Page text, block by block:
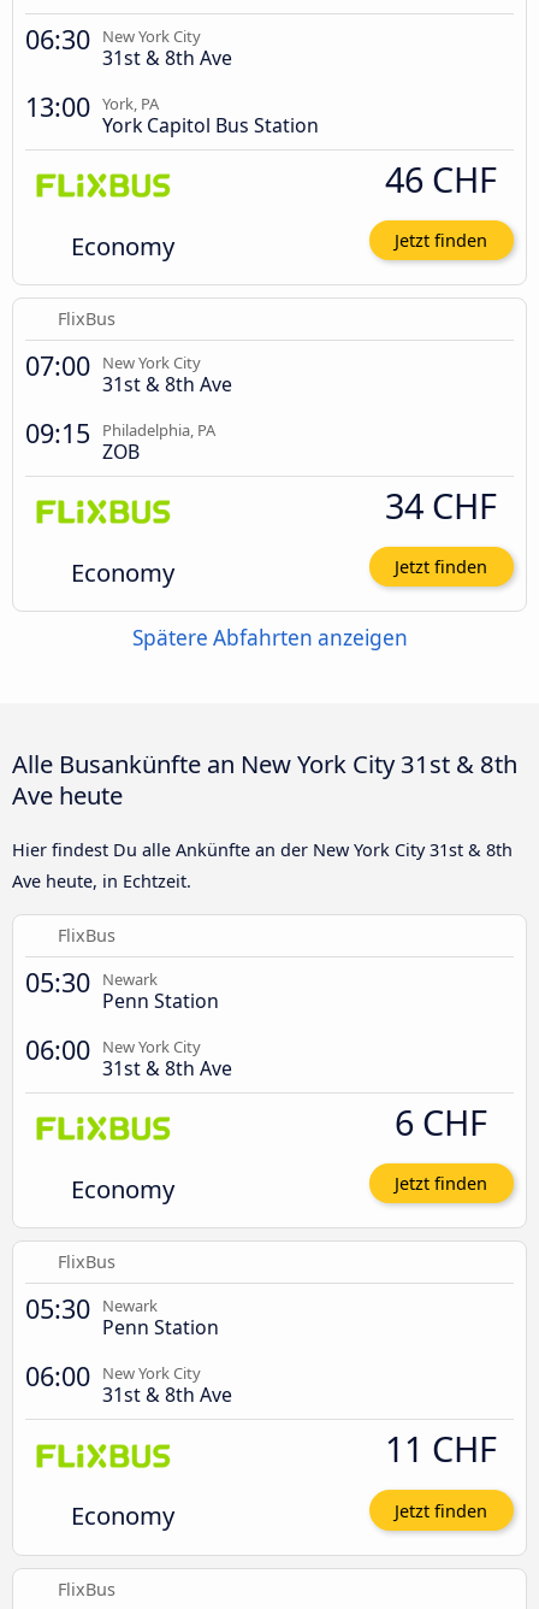
06:30 New York City
31st & 8th Ave
13:00 York, PA
York Capitol Bus Station
Economy
46 CHF
Jetzt finden
FlixBus
07:00 New York City
31st & 8th Ave
09:15 Philadelphia, PA
ZOB
Economy
34 CHF
Jetzt finden
Spätere Abfahrten anzeigen
Alle Busankünfte an New York City 31st & 8th
Ave heute
Hier findest Du alle Ankünfte an der New York City 31st & 8th
Ave heute, in Echtzeit.
FlixBus
05:30 Newark
Penn Station
06:00 New York City
31st & 8th Ave
Economy
6 CHF
Jetzt finden
FlixBus
05:30 Newark
Penn Station
06:00 New York City
31st & 8th Ave
Economy
11 CHF
Jetzt finden
FlixBus